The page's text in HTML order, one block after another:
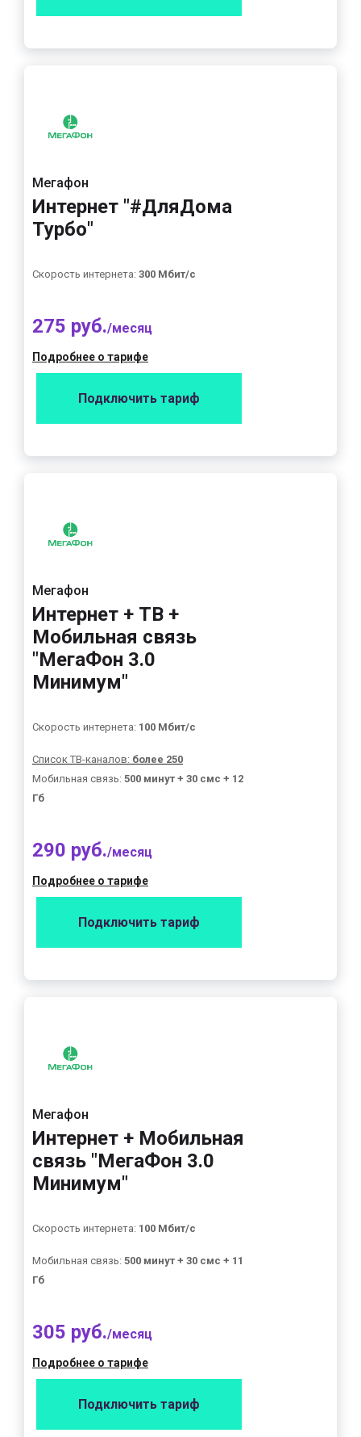
Мегафон
Интернет "#ДляДома
Турбо"
Скорость интернета: 300 Мбит/с
275 руб./месяц
Подробнее о тарифе
Подключить тариф
Мегафон
Интернет + ТВ +
Мобильная связь
"МегаФон 3.0
Минимум"
Скорость интернета: 100 Мбит/с
Список ТВ-каналов: более 250
Мобильная связь: 500 минут + 30 смс + 12
Гб
290 руб./месяц
Подробнее о тарифе
Подключить тариф
Мегафон
Интернет + Мобильная
связь "МегаФон 3.0
Минимум"
Скорость интернета: 100 Мбит/с
Мобильная связь: 500 минут + 30 смс + 11
Гб
305 руб./месяц
Подробнее о тарифе
Подключить тариф